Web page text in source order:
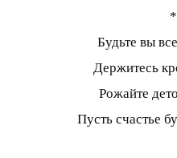
Будьте вы
Держитесь
Рожайте
Пусть счастье